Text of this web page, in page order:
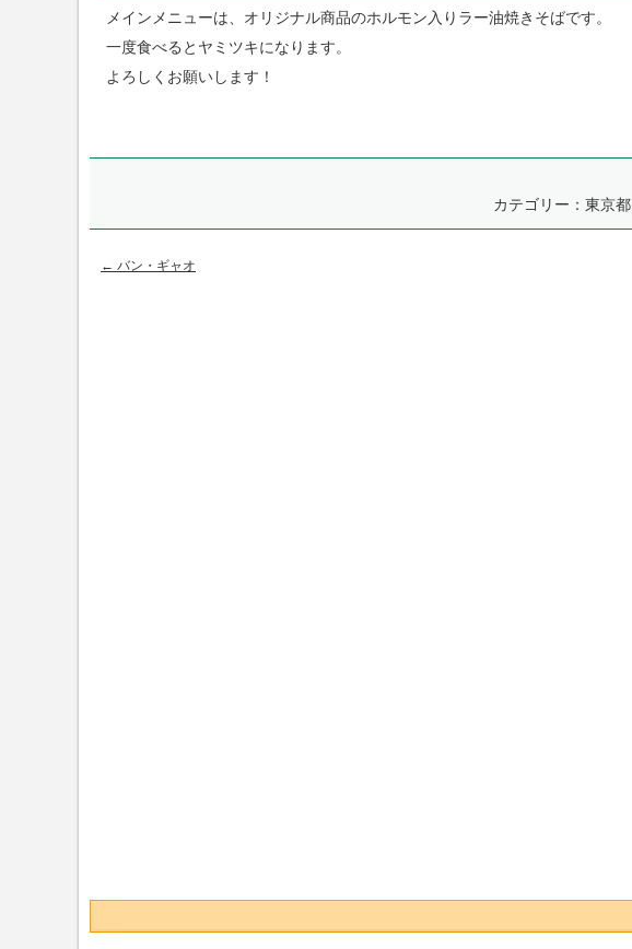
メインメニューは、 オリジナル商品のホルモン入りラー油焼きそばです。
一度食べるとヤミツキになります。
よろしくお願いします！
カテゴリー： 東京都
← バン・ギャオ